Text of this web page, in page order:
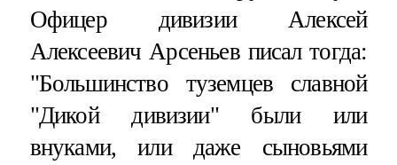
Офицер дивизии Алексей
Алексеевич Арсеньев писал тогда:
"Большинство туземцев славной
"Дикой дивизии" были или
внуками, или даже сыновьями